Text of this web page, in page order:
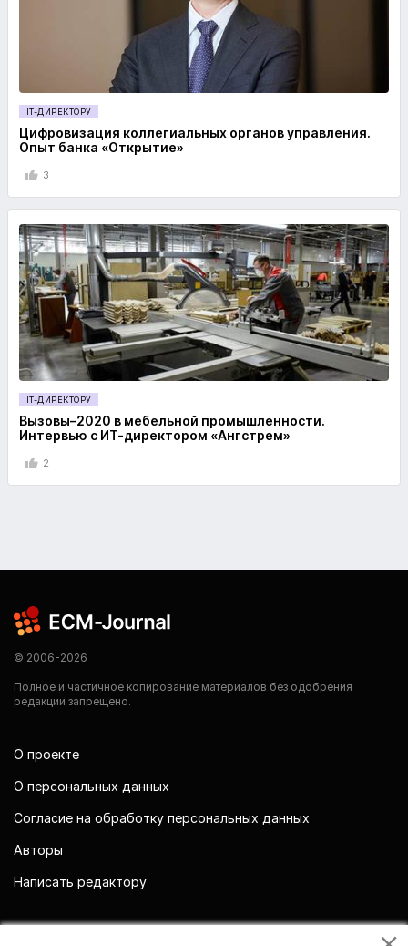
IT-ДИРЕКТОРУ
Цифровизация коллегиальных органов управления.
Опыт банка «Открытие»
3
IT-ДИРЕКТОРУ
Вызовы–2020 в мебельной промышленности.
Интервью с ИТ-директором «Ангстрем»
2
© 2006-2026
Полное и частичное копирование материалов без одобрения
редакции запрещено.
О проекте
О персональных данных
Согласие на обработку персональных данных
Авторы
Написать редактору